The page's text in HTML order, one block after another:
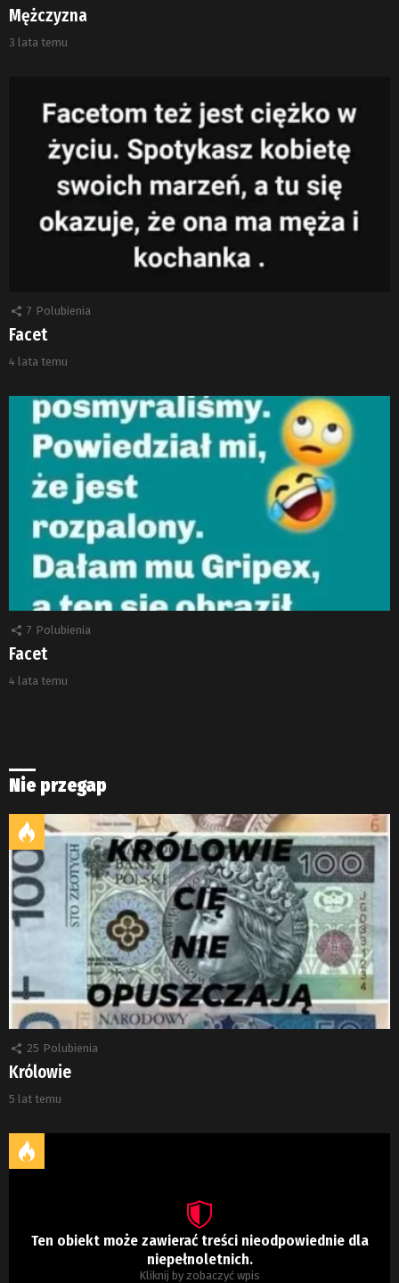
Mężczyzna
3 lata temu
7 Polubienia
Facet
4 lata temu
7 Polubienia
Facet
4 lata temu
Nie przegap
25 Polubienia
Królowie
5 lat temu
Ten obiekt może zawierać treści nieodpowiednie dla
niepełnoletnich.
Kliknij by zobaczyć wpis